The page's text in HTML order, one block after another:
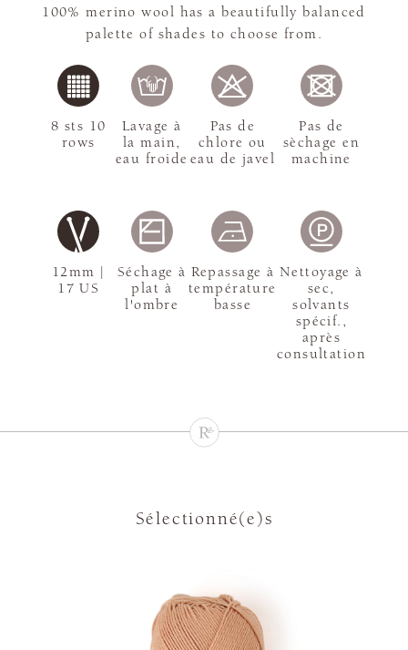
100% merino wool has a beautifully balanced
palette of shades to choose from.
12mm |
17 US
8 sts 10
rows
Lavage à
la main,
eau froide
Pas de
chlore ou
eau de javel
Pas de
sèchage en
machine
Séchage à
plat à
l'ombre
Repassage à
température
basse
Nettoyage à
sec,
solvants
spécif.,
après
consultation
Sélectionné(e)s